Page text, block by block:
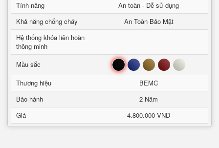
Tính năng
An toàn - Dễ sử dụng
Khả năng chống cháy
An Toàn Bảo Mật
Hệ thống khóa liên hoàn
thông minh
Mầu sắc
Đen Xanh Nâu Đỏ Trắng
Thương hiệu
BEMC
Bảo hành
2 Năm
Giá
4.800.000 VNĐ